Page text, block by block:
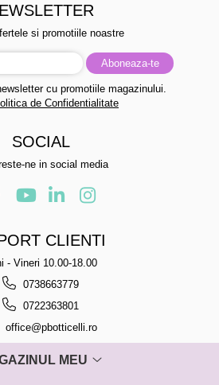
si promotiile noastre
cu promotiile magazinului.
de Confidentialitate
SOCIAL
ne in social media
CLIENTI
- Vineri 10.00-18.00
0738663779
0722363801
office@pbotticelli.ro
MEU